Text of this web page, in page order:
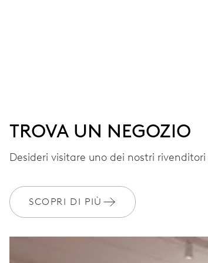
TROVA UN NEGOZIO
Desideri visitare uno dei nostri
SCOPRI DI PIÙ